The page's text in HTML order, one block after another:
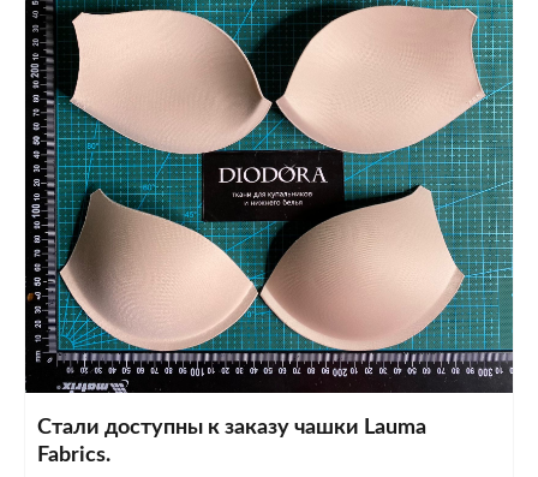
Стали доступны к заказу чашки Lauma
Fabrics.